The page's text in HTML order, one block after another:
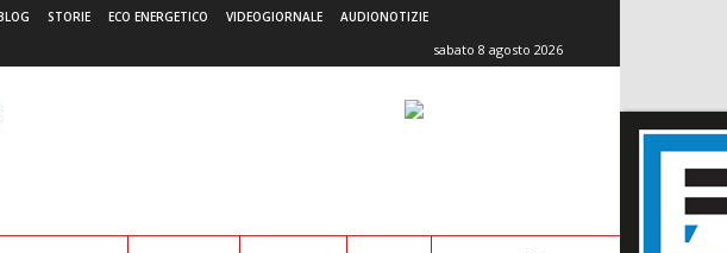
STORIE ECO ENERGETICO VIDEOGIORNALE AUDIONOTIZIE
sabato 8 agosto 2026